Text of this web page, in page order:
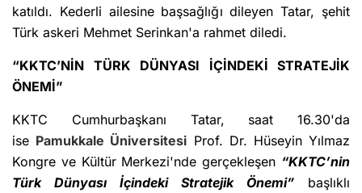
katıldı. Kederli ailesine başsağlığı dileyen Tatar, şehit
Türk askeri Mehmet Serinkan'a rahmet diledi.
“KKTC’NİN TÜRK DÜNYASI İÇİNDEKİ STRATEJİK
ÖNEMİ”
KKTC Cumhurbaşkanı Tatar, saat 16.30'da
ise Pamukkale Üniversitesi Prof. Dr. Hüseyin Yılmaz
Kongre ve Kültür Merkezi'nde gerçekleşen “KKTC’nin
Türk Dünyası İçindeki Stratejik Önemi” başlıklı